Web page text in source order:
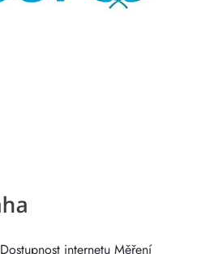
Dostupnost internetu Měření